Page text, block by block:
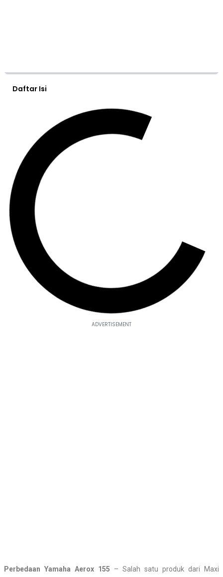
Daftar Isi
Perbedaan Yamaha Aerox 155 – Salah satu produk dari Maxi